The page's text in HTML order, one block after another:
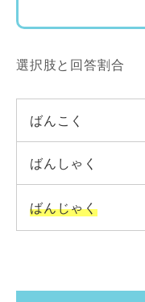
選択肢と回答割合
ばんこく
ばんしゃく
ばんじゃく